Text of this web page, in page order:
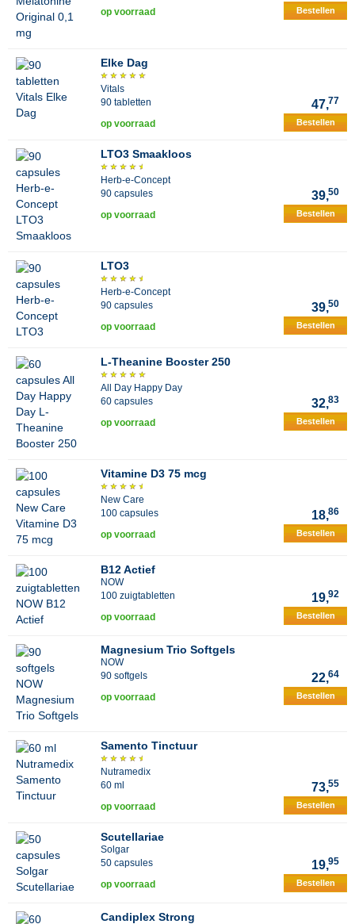
op voorraad Bestellen
Elke Dag
Vitals
90 tabletten
47,77
op voorraad Bestellen
LTO3 Smaakloos
Herb-e-Concept
90 capsules
39,50
op voorraad Bestellen
LTO3
Herb-e-Concept
90 capsules
39,50
op voorraad Bestellen
L-Theanine Booster 250
All Day Happy Day
60 capsules
32,83
op voorraad Bestellen
Vitamine D3 75 mcg
New Care
100 capsules
18,86
op voorraad Bestellen
B12 Actief
NOW
100 zuigtabletten
19,92
op voorraad Bestellen
Magnesium Trio Softgels
NOW
90 softgels
22,64
op voorraad Bestellen
Samento Tinctuur
Nutramedix
60 ml
73,55
op voorraad Bestellen
Scutellariae
Solgar
50 capsules
19,95
op voorraad Bestellen
Candiplex Strong